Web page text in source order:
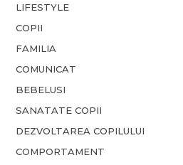
LIFESTYLE
COPII
FAMILIA
COMUNICAT
BEBELUSI
SANATATE COPII
DEZVOLTAREA COPILULUI
COMPORTAMENT